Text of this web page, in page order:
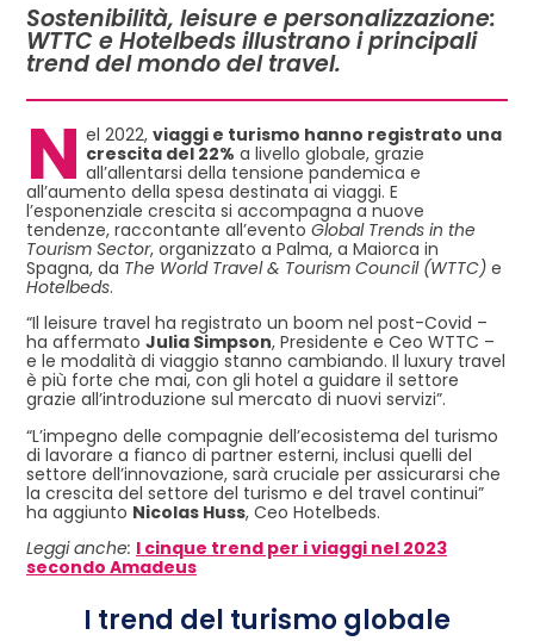
Sostenibilità, leisure e personalizzazione:
WTTC e Hotelbeds illustrano i principali
trend del mondo del travel.
N el 2022, viaggi e turismo hanno registrato una
crescita del 22% a livello globale, grazie
all’allentarsi della tensione pandemica e
all’aumento della spesa destinata ai viaggi. E
l’esponenziale crescita si accompagna a nuove
tendenze, raccontante all’evento Global Trends in the
Tourism Sector, organizzato a Palma, a Maiorca in
Spagna, da The World Travel & Tourism Council (WTTC) e
Hotelbeds.
“Il leisure travel ha registrato un boom nel post-Covid –
ha affermato Julia Simpson, Presidente e Ceo WTTC –
e le modalità di viaggio stanno cambiando. Il luxury travel
è più forte che mai, con gli hotel a guidare il settore
grazie all’introduzione sul mercato di nuovi servizi”.
“L’impegno delle compagnie dell’ecosistema del turismo
di lavorare a fianco di partner esterni, inclusi quelli del
settore dell’innovazione, sarà cruciale per assicurarsi che
la crescita del settore del turismo e del travel continui”
ha aggiunto Nicolas Huss, Ceo Hotelbeds.
Leggi anche: I cinque trend per i viaggi nel 2023
secondo Amadeus
I trend del turismo globale